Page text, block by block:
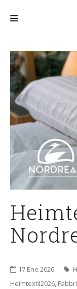
INICIO
NORDREAM
PRODUCTOS
RELLENO
17 Ene 2026
Heimtextil2026,